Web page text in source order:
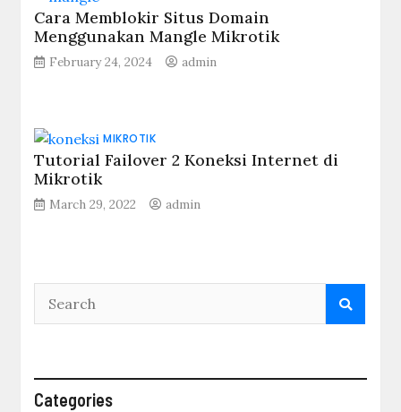
Cara Memblokir Situs Domain
Menggunakan Mangle Mikrotik
February 24, 2024 admin
MIKROTIK
Tutorial Failover 2 Koneksi Internet di
Mikrotik
March 29, 2022 admin
Categories